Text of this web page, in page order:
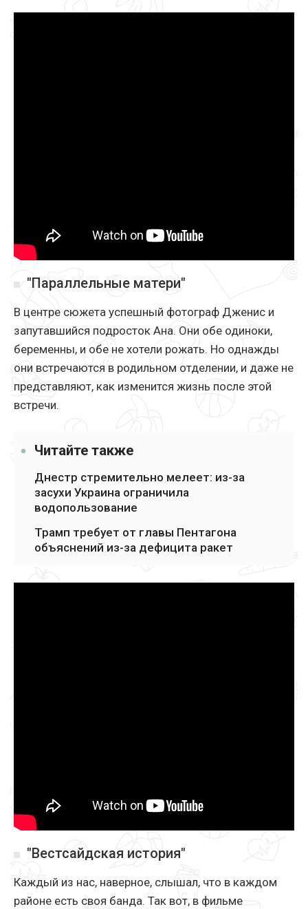
"Параллельные матери"
В центре сюжета успешный фотограф Дженис и
запутавшийся подросток Ана. Они обе одиноки,
беременны, и обе не хотели рожать. Но однажды
они встречаются в родильном отделении, и даже не
представляют, как изменится жизнь после этой
встречи.
Читайте также
Днестр стремительно мелеет: из-за
засухи Украина ограничила
водопользование
Трамп требует от главы Пентагона
объяснений из-за дефицита ракет
"Вестсайдская история"
Каждый из нас, наверное, слышал, что в каждом
районе есть своя банда. Так вот, в фильме